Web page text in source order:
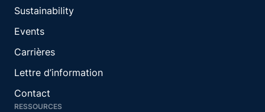
Sustainability
Events
Carrières
Lettre d’information
Contact
RESSOURCES